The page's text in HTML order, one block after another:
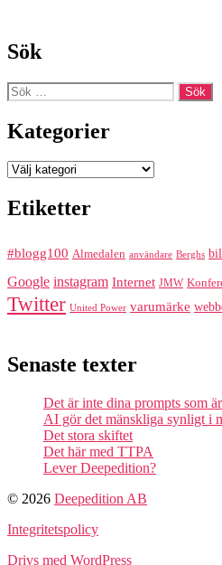
Sök
Sök
efter:
Kategorier
Kategorier
Etiketter
#blogg100 Almedalen användare Berghs
Google instagram Internet JMW
Twitter United Power varumärke
Senaste texter
Det är inte dina prompts som
AI gör det mänskliga synligt i
Det stora skiftet
Det här med TTPA
Lever Deepedition?
© 2026 Deepedition AB
Integritetspolicy
Drivs med WordPress